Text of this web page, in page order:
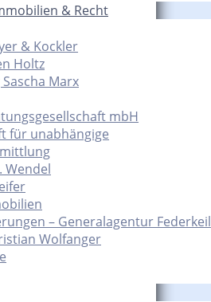
& Recht
& Kockler
Holtz
Marx
mbH
für unabhängige
Wendel
– Generalagentur Federkeil
Wolfanger